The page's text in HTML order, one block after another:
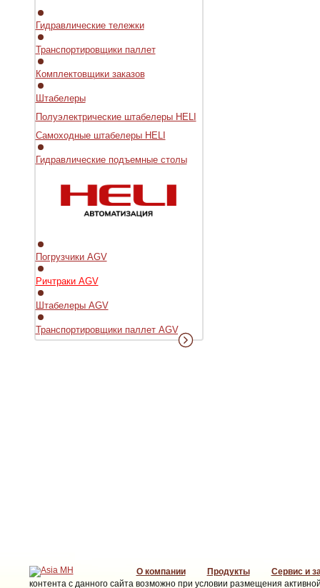
Гидравлические тележки
Транспортировщики паллет
Комплектовщики заказов
Штабелеры
Полуэлектрические штабелеры HELI
Самоходные штабелеры HELI
Гидравлические подъемные столы
Погрузчики AGV
Ричтраки AGV
Штабелеры AGV
Транспортировщики паллет AGV
О компании Продукты
Сервис и
контента с данного сайта возможно при условии размещения